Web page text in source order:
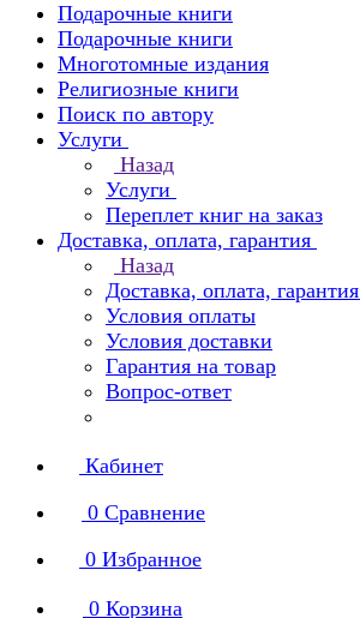
Подарочные книги
Подарочные книги
Многотомные издания
Религиозные книги
Поиск по автору
Услуги
Назад
Услуги
Переплет книг на заказ
Доставка, оплата, гарантия
Назад
Доставка, оплата, гарантия
Условия оплаты
Условия доставки
Гарантия на товар
Вопрос-ответ
Кабинет
0 Сравнение
0 Избранное
0 Корзина